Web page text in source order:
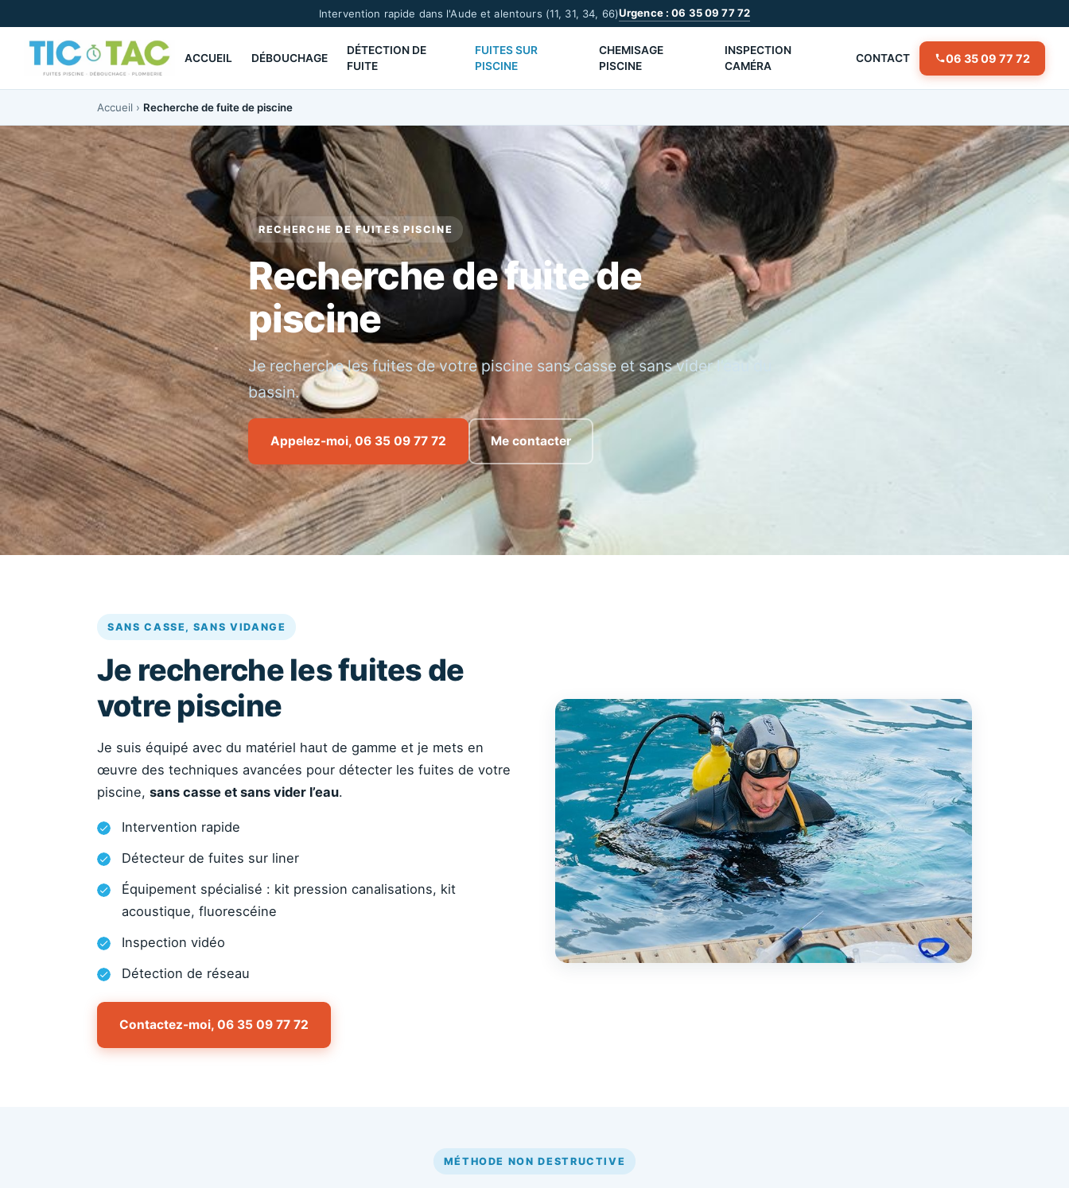
Intervention rapide dans l'Aude et alentours (11, 31, 34, 66)Urgence : 06 35 09 77 72
ACCUEIL DÉBOUCHAGE
DÉTECTION DE
FUITE
FUITES SUR
PISCINE
CHEMISAGE
PISCINE
INSPECTION
CAMÉRA
CONTACT 06 35 09 77 72
contenu
Accueil › Recherche de fuite de piscine
RECHERCHE DE FUITES PISCINE
Recherche de fuite de
piscine
Je recherche les fuites de votre piscine sans casse et sans vider l’eau du
bassin.
Appelez-moi, 06 35 09 77 72 Me contacter
SANS CASSE, SANS VIDANGE
Je recherche les fuites de
votre piscine
Je suis équipé avec du matériel haut de gamme et je mets en
œuvre des techniques avancées pour détecter les fuites de votre
piscine, sans casse et sans vider l’eau.
Intervention rapide
Détecteur de fuites sur liner
Équipement spécialisé : kit pression canalisations, kit
acoustique, fluorescéine
Inspection vidéo
Détection de réseau
Contactez-moi, 06 35 09 77 72
MÉTHODE NON DESTRUCTIVE